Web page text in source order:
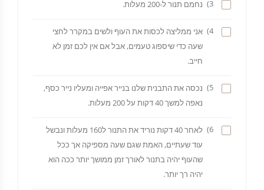
3) נחמם תנור ל-200 מעלות.
4)
אני ממליצה לכסות את העוף ולשים במקרר לחצי
שעה כדי שיספוג טעמים, אבל אם אין לכם זמן לא
חייב.
5)
נכסה את התבנית שלנו בנייר אפייה ומעליו נייר כסף,
נאפה למשך 40 דקות על 200 מעלות.
6)
לאחר 40 דקות נוריד את התנור ל160 מעלות ונבשל
עוד שעתיים, האמת שגם שעה מספיקה אך ככל
שהעוף יהיה בתנור לאורך זמן ממושך יותר ככה הוא
יהיה רך יותר.